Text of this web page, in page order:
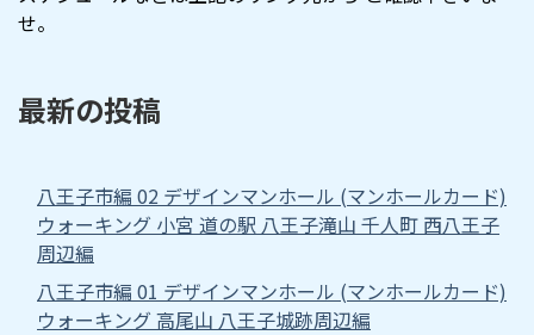
せ。
最新の投稿
八王子市編 02 デザインマンホール (マンホールカード)
ウォーキング 小宮 道の駅 八王子滝山 千人町 西八王子
周辺編
八王子市編 01 デザインマンホール (マンホールカード)
ウォーキング 高尾山 八王子城跡周辺編